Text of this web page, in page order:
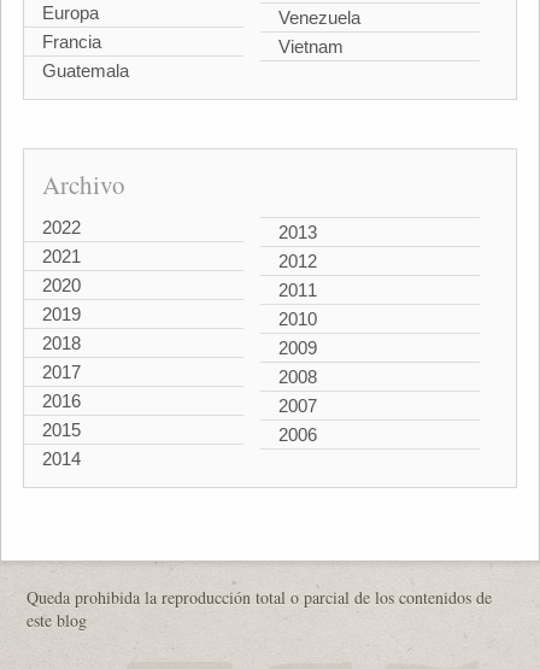
Europa
Francia
Guatemala
Venezuela
Vietnam
Archivo
2022
2021
2020
2019
2018
2017
2016
2015
2014
2013
2012
2011
2010
2009
2008
2007
2006
Queda prohibida la reproducción total o parcial de los contenidos de
este blog